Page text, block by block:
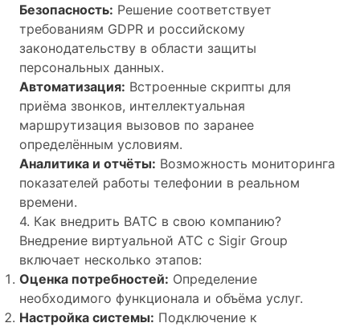
Безопасность: Решение соответствует
требованиям GDPR и российскому
законодательству в области защиты
персональных данных.
Автоматизация: Встроенные скрипты для
приёма звонков, интеллектуальная
маршрутизация вызовов по заранее
определённым условиям.
Аналитика и отчёты: Возможность мониторинга
показателей работы телефонии в реальном
времени.
4. Как внедрить ВАТС в свою компанию?
Внедрение виртуальной АТС с Sigir Group
включает несколько этапов:
Оценка потребностей: Определение
необходимого функционала и объёма услуг.
Настройка системы: Подключение к